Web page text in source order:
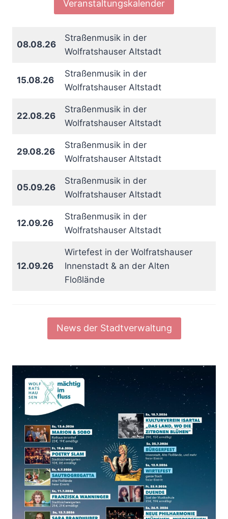
Veranstaltungskalender
08.08.26
Straßenmusik in der
Wolfratshauser Altstadt
15.08.26
Straßenmusik in der
Wolfratshauser Altstadt
22.08.26
Straßenmusik in der
Wolfratshauser Altstadt
29.08.26
Straßenmusik in der
Wolfratshauser Altstadt
05.09.26
Straßenmusik in der
Wolfratshauser Altstadt
12.09.26
Straßenmusik in der
Wolfratshauser Altstadt
12.09.26
Wirtefest in der Wolfratshauser
Innenstadt & an der Alten
Floßlände
News der Stadtverwaltung